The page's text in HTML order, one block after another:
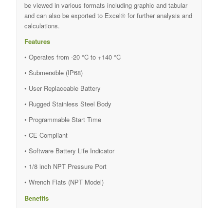
be viewed in various formats including graphic and tabular
and can also be exported to Excel® for further analysis and
calculations.
Features
• Operates from -20 °C to +140 °C
• Submersible (IP68)
• User Replaceable Battery
• Rugged Stainless Steel Body
• Programmable Start Time
• CE Compliant
• Software Battery Life Indicator
• 1/8 inch NPT Pressure Port
• Wrench Flats (NPT Model)
Benefits